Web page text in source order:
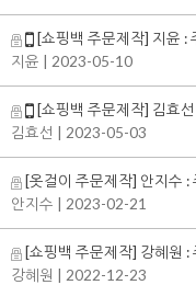
[쇼핑백 주문제작] 지윤 :
지윤
| 2023-05-10
[쇼핑백 주문제작] 김효
김효선
| 2023-05-03
[옷걸이 주문제작] 안지수
안지수
| 2023-02-21
[쇼핑백 주문제작] 강혜원
강혜원
| 2022-12-23